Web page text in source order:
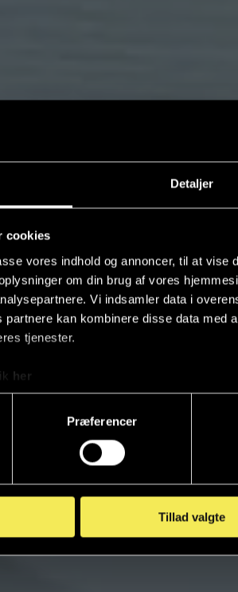
Detaljer
cookies
vores indhold og annoncer, til at vise
om din brug af vores
Vi indsamler data i
partnere kan kombinere disse data med
tjenester.
her
Præferencer
Tillad valgte